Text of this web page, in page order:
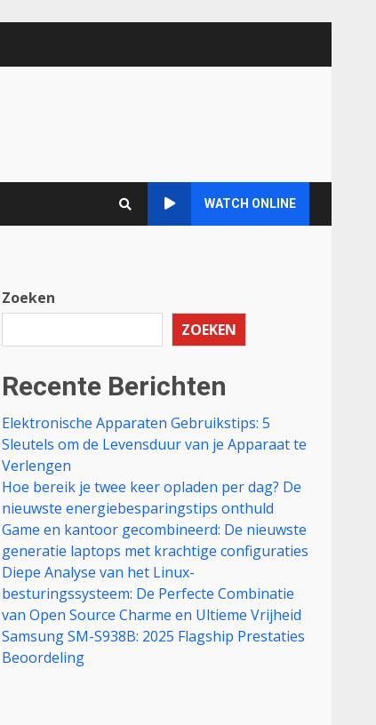
WATCH ONLINE
Zoeken
ZOEKEN
Recente Berichten
Elektronische Apparaten Gebruikstips: 5
Sleutels om de Levensduur van je Apparaat te
Verlengen
Hoe bereik je twee keer opladen per dag? De
nieuwste energiebesparingstips onthuld
Game en kantoor gecombineerd: De nieuwste
generatie laptops met krachtige configuraties
Diepe Analyse van het Linux-
besturingssysteem: De Perfecte Combinatie
van Open Source Charme en Ultieme Vrijheid
Samsung SM-S938B: 2025 Flagship Prestaties
Beoordeling